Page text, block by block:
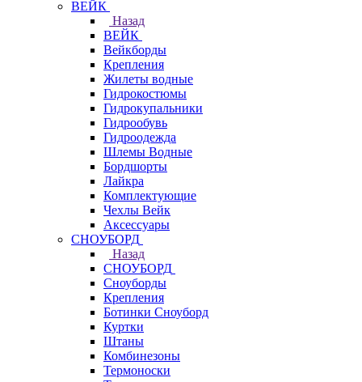
ВЕЙК
Назад
ВЕЙК
Вейкборды
Крепления
Жилеты водные
Гидрокостюмы
Гидрокупальники
Гидрообувь
Гидроодежда
Шлемы Водные
Бордшорты
Лайкра
Комплектующие
Чехлы Вейк
Аксессуары
СНОУБОРД
Назад
СНОУБОРД
Сноуборды
Крепления
Ботинки Сноуборд
Куртки
Штаны
Комбинезоны
Термоноски